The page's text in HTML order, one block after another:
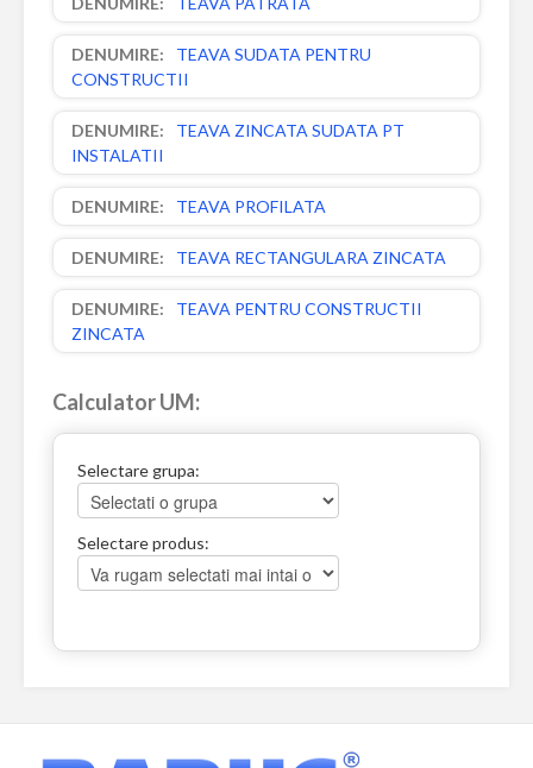
TEAVA SUDATA PENTRU
CONSTRUCTII
TEAVA ZINCATA SUDATA PT
INSTALATII
TEAVA PROFILATA
TEAVA RECTANGULARA ZINCATA
TEAVA PENTRU CONSTRUCTII
ZINCATA
Calculator UM:
Selectare grupa:
Selectare produs: